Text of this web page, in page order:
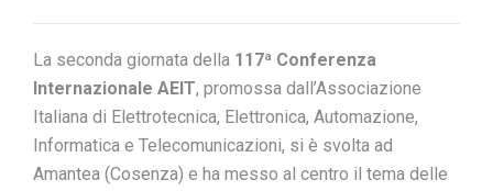
La seconda giornata della 117ª Conferenza
Internazionale AEIT, promossa dall’Associazione
Italiana di Elettrotecnica, Elettronica, Automazione,
Informatica e Telecomunicazioni, si è svolta ad
Amantea (Cosenza) e ha messo al centro il tema delle